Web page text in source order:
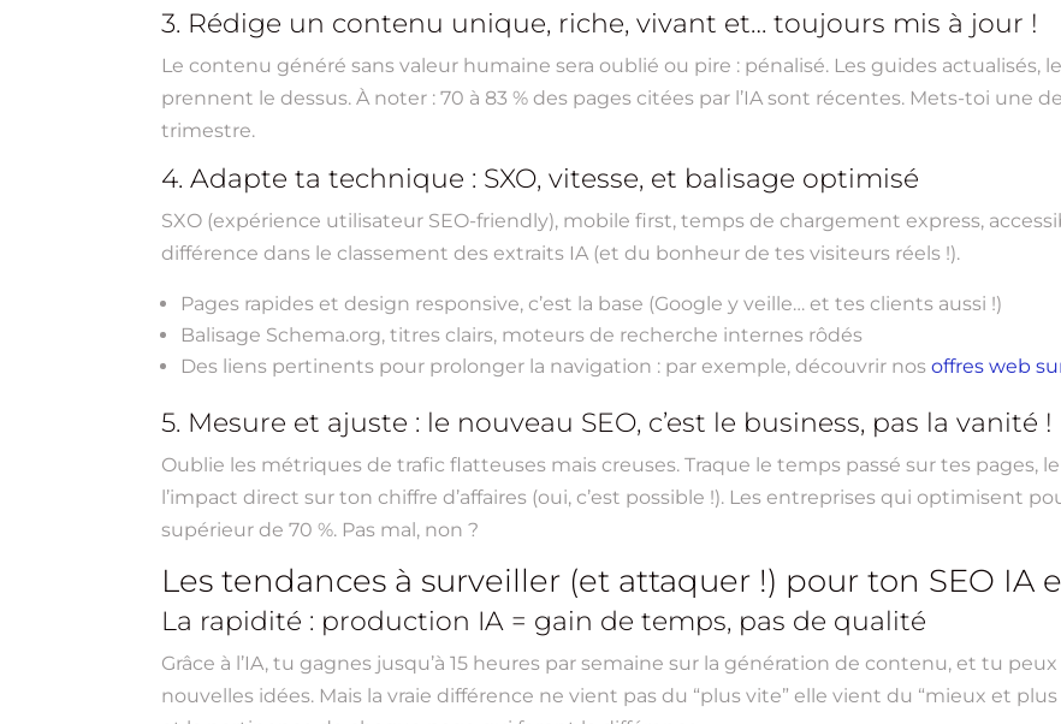
3. Rédige un contenu unique, riche, vivant et… toujours mis à jour !
Le contenu généré sans valeur humaine sera oublié ou pire : pénalisé. Les guides actualisés,
prennent le dessus. À noter : 70 à 83 % des pages citées par l’IA sont récentes. Mets-toi une
trimestre.
4. Adapte ta technique : SXO, vitesse, et balisage optimisé
SXO (expérience utilisateur SEO-friendly), mobile first, temps de chargement express,
différence dans le classement des extraits IA (et du bonheur de tes visiteurs réels !).
Pages rapides et design responsive, c’est la base (Google y veille… et tes clients aussi !)
Balisage Schema.org, titres clairs, moteurs de recherche internes rôdés
Des liens pertinents pour prolonger la navigation : par exemple, découvrir nosoffres web
5. Mesure et ajuste : le nouveau SEO, c’est le business, pas la vanité !
Oublie les métriques de trafic flatteuses mais creuses. Traque le temps passé sur tes pages,
l’impact direct sur ton chiffre d’affaires (oui, c’est possible !). Les entreprises qui optimisent
supérieur de 70 %. Pas mal, non ?
Les tendances à surveiller (et attaquer !) pour ton SEO IA
La rapidité : production IA = gain de temps, pas de qualité
Grâce à l’IA, tu gagnes jusqu’à 15 heures par semaine sur la génération de contenu, et tu
nouvelles idées. Mais la vraie différence ne vient pas du “plus vite” elle vient du “mieux et plus